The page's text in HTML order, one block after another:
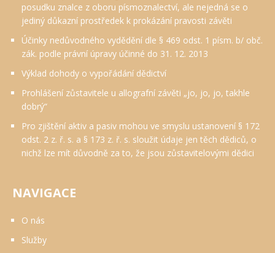
posudku znalce z oboru písmoznalectví, ale nejedná se o
jediný důkazní prostředek k prokázání pravosti závěti
Účinky nedůvodného vydědění dle § 469 odst. 1 písm. b/ obč.
zák. podle právní úpravy účinné do 31. 12. 2013
Výklad dohody o vypořádání dědictví
Prohlášení zůstavitele u allografní závěti „jo, jo, jo, takhle
dobrý“
Pro zjištění aktiv a pasiv mohou ve smyslu ustanovení § 172
odst. 2 z. ř. s. a § 173 z. ř. s. sloužit údaje jen těch dědiců, o
nichž lze mít důvodně za to, že jsou zůstavitelovými dědici
NAVIGACE
O nás
Služby